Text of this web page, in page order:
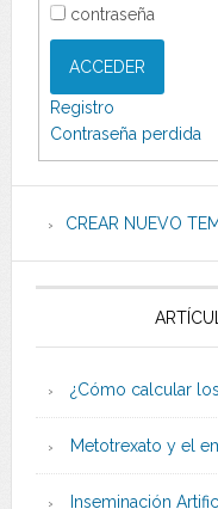
contraseña
ACCEDER
Registro
Contraseña perdida
CREAR NUEVO
¿Cómo calcular
Metotrexato y el
Inseminación